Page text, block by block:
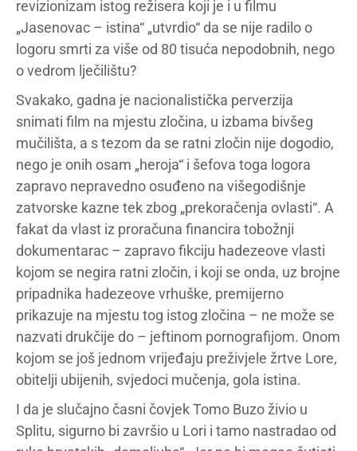
revizionizam istog režisera koji je i u filmu
„Jasenovac – istina“ „utvrdio“ da se nije radilo o
logoru smrti za više od 80 tisuća nepodobnih, nego
o vedrom lječilištu?
Svakako, gadna je nacionalistička perverzija
snimati film na mjestu zločina, u izbama bivšeg
mučilišta, a s tezom da se ratni zločin nije dogodio,
nego je onih osam „heroja“ i šefova toga logora
zapravo nepravedno osuđeno na višegodišnje
zatvorske kazne tek zbog „prekoračenja ovlasti“. A
fakat da vlast iz proračuna financira tobožnji
dokumentarac – zapravo fikciju hadezeove vlasti
kojom se negira ratni zločin, i koji se onda, uz brojne
pripadnika hadezeove vrhuške, premijerno
prikazuje na mjestu tog istog zločina – ne može se
nazvati drukčije do – jeftinom pornografijom. Onom
kojom se još jednom vrijeđaju preživjele žrtve Lore,
obitelji ubijenih, svjedoci mučenja, gola istina.
I da je slučajno časni čovjek Tomo Buzo živio u
Splitu, sigurno bi završio u Lori i tamo nastradao od